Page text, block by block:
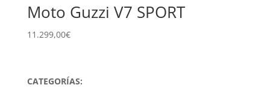
Moto Guzzi V7 SPORT
11.299,00€
CATEGORÍAS: